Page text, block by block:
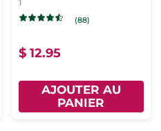
1
(88)
$ 12.95
AJOUTER AU
PANIER